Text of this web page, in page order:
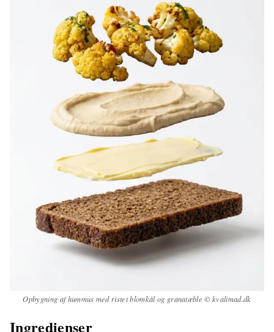
Opbygning af hummus med ristet blomkål og granatæble © kvalimad.dk
Ingredienser